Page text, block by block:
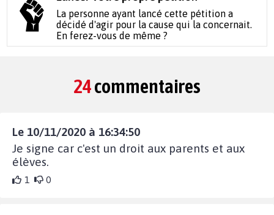
La personne ayant lancé cette pétition a
décidé d'agir pour la cause qui la concernait.
En ferez-vous de même ?
24commentaires
Le 10/11/2020 à 16:34:50
Je signe car c'est un droit aux parents et aux
élèves.
1 0